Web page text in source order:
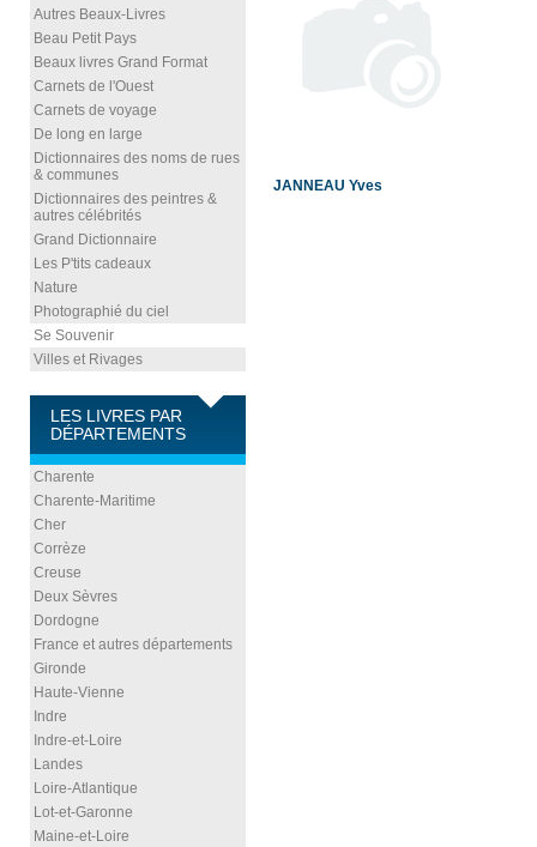
Autres Beaux-Livres
Beau Petit Pays
Beaux livres Grand Format
Carnets de l'Ouest
Carnets de voyage
De long en large
Dictionnaires des noms de rues
& communes
Dictionnaires des peintres &
autres célébrités
Grand Dictionnaire
Les P'tits cadeaux
Nature
Photographié du ciel
Se Souvenir
Villes et Rivages
LES LIVRES PAR
DÉPARTEMENTS
Charente
Charente-Maritime
Cher
Corrèze
Creuse
Deux Sèvres
Dordogne
France et autres départements
Gironde
Haute-Vienne
Indre
Indre-et-Loire
Landes
Loire-Atlantique
Lot-et-Garonne
Maine-et-Loire
JANNEAU Yves